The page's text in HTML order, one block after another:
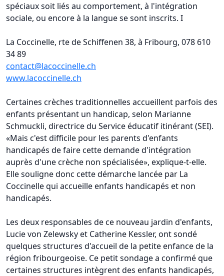
spéciaux soit liés au comportement, à l'intégration
sociale, ou encore à la langue se sont inscrits. I
La Coccinelle, rte de Schiffenen 38, à Fribourg, 078 610
34 89
contact@lacoccinelle.ch
www.lacoccinelle.ch
Certaines crèches traditionnelles accueillent parfois des
enfants présentant un handicap, selon Marianne
Schmuckli, directrice du Service éducatif itinérant (SEI).
«Mais c'est difficile pour les parents d'enfants
handicapés de faire cette demande d'intégration
auprès d'une crèche non spécialisée», explique-t-elle.
Elle souligne donc cette démarche lancée par La
Coccinelle qui accueille enfants handicapés et non
handicapés.
Les deux responsables de ce nouveau jardin d'enfants,
Lucie von Zelewsky et Catherine Kessler, ont sondé
quelques structures d'accueil de la petite enfance de la
région fribourgeoise. Ce petit sondage a confirmé que
certaines structures intègrent des enfants handicapés,